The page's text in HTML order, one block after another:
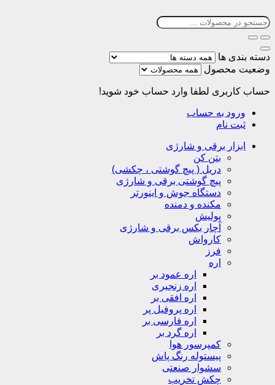
دسته بندی ها
وضعیت محصول
حساب کاربری لطفا وارد حساب خود شوید!
ورود به حساب
ثبت نام
ابزار برقی و شارژی
بتن کن
دریل ( پیچ گوشتی ، چکشی)
پیچ گوشتی برقی و شارژی
دستگاه جوش و اینورتر
مکنده و دمنده
پولیش
آچار بکس برقی و شارژی
کارواش
فرز
اره
اره عمود بر
اره زنجیری
اره افقی بر
اره پروفیل پر
اره فارسی بر
اره گرد بر
کمپرسور هوا
پیستوله رنگ پاش
سشوار صنعتی
چکش تخریب